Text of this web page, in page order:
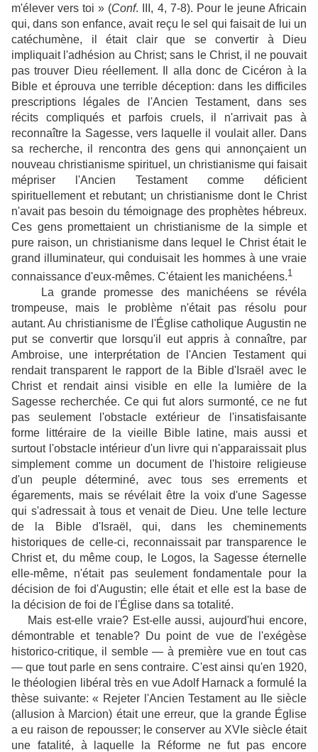
m'élever vers toi » (Conf. III, 4, 7-8). Pour le jeune Africain
qui, dans son enfance, avait reçu le sel qui faisait de lui un
catéchumène, il était clair que se convertir à Dieu
impliquait l'adhésion au Christ; sans le Christ, il ne pouvait
pas trouver Dieu réellement. Il alla donc de Cicéron à la
Bible et éprouva une terrible déception: dans les difficiles
prescriptions légales de l'Ancien Testament, dans ses
récits compliqués et parfois cruels, il n'arrivait pas à
reconnaître la Sagesse, vers laquelle il voulait aller. Dans
sa recherche, il rencontra des gens qui annonçaient un
nouveau christianisme spirituel, un christianisme qui faisait
mépriser l'Ancien Testament comme déficient
spirituellement et rebutant; un christianisme dont le Christ
n'avait pas besoin du témoignage des prophètes hébreux.
Ces gens promettaient un christianisme de la simple et
pure raison, un christianisme dans lequel le Christ était le
grand illuminateur, qui conduisait les hommes à une vraie
connaissance d'eux-mêmes. C'étaient les manichéens.1
La grande promesse des manichéens se révéla
trompeuse, mais le problème n'était pas résolu pour
autant. Au christianisme de l'Église catholique Augustin ne
put se convertir que lorsqu'il eut appris à connaître, par
Ambroise, une interprétation de l'Ancien Testament qui
rendait transparent le rapport de la Bible d'Israël avec le
Christ et rendait ainsi visible en elle la lumière de la
Sagesse recherchée. Ce qui fut alors surmonté, ce ne fut
pas seulement l'obstacle extérieur de l'insatisfaisante
forme littéraire de la vieille Bible latine, mais aussi et
surtout l'obstacle intérieur d'un livre qui n'apparaissait plus
simplement comme un document de l'histoire religieuse
d'un peuple déterminé, avec tous ses errements et
égarements, mais se révélait être la voix d'une Sagesse
qui s'adressait à tous et venait de Dieu. Une telle lecture
de la Bible d'Israël, qui, dans les cheminements
historiques de celle-ci, reconnaissait par transparence le
Christ et, du même coup, le Logos, la Sagesse éternelle
elle-même, n'était pas seulement fondamentale pour la
décision de foi d'Augustin; elle était et elle est la base de
la décision de foi de l'Église dans sa totalité.
Mais est-elle vraie? Est-elle aussi, aujourd'hui encore,
démontrable et tenable? Du point de vue de l'exégèse
historico-critique, il semble — à première vue en tout cas
— que tout parle en sens contraire. C'est ainsi qu'en 1920,
le théologien libéral très en vue Adolf Harnack a formulé la
thèse suivante: « Rejeter l'Ancien Testament au IIe siècle
(allusion à Marcion) était une erreur, que la grande Église
a eu raison de repousser; le conserver au XVIe siècle était
une fatalité, à laquelle la Réforme ne fut pas encore